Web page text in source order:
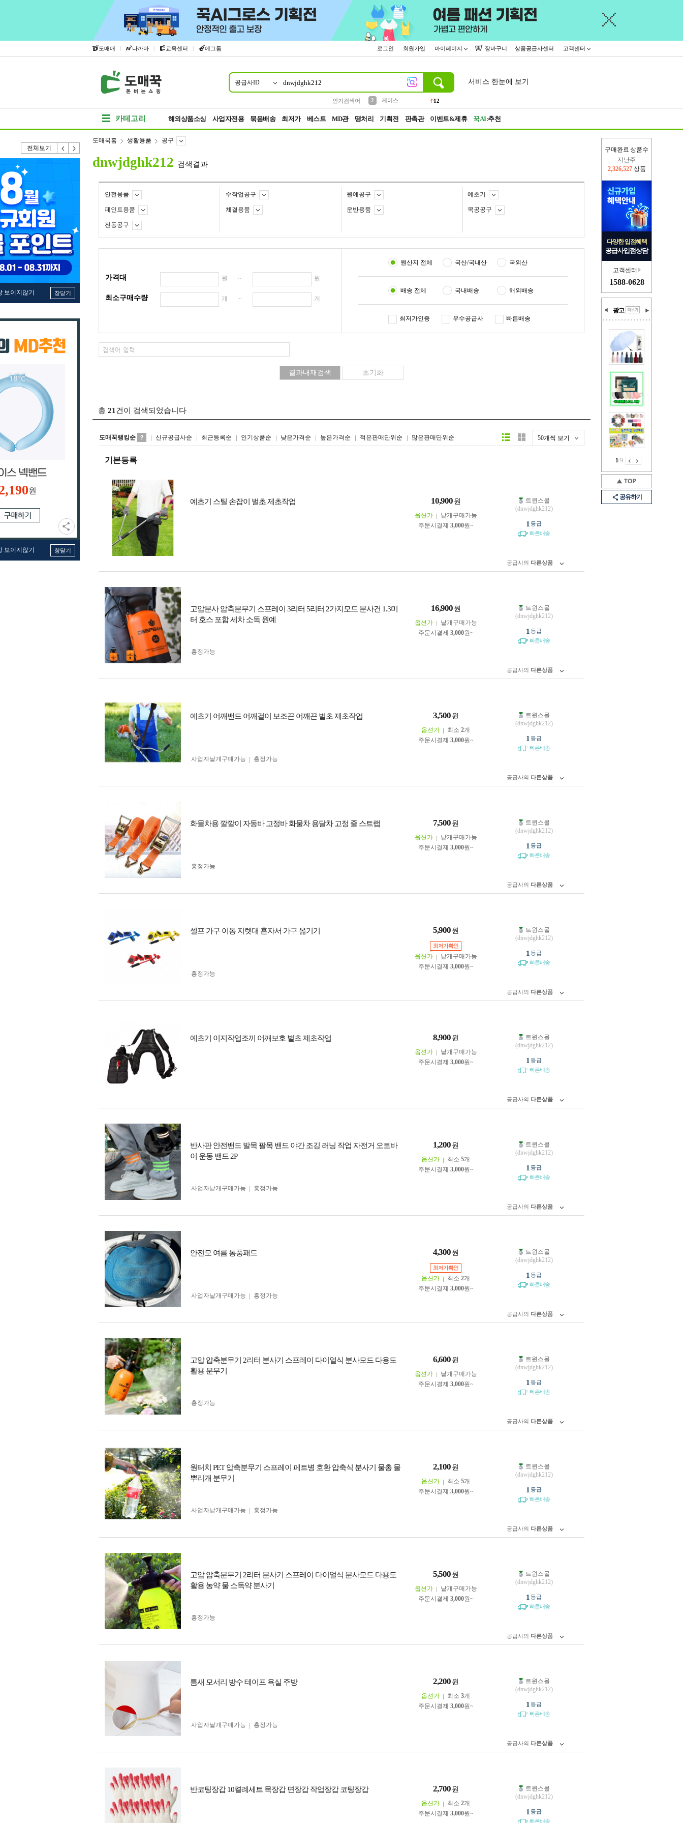
도매매 | 나까마 | 교육센터 | 에그돔 로그인 회원가입 마이페이지 장바구니 상품공급사센터 고객센터
공급사ID
인기검색어
2
케이스
12
서비스 한눈에 보기
카테고리 해외상품소싱 사업자전용 묶음배송 최저가 베스트 MD관 땡처리 기획전 판촉관 이벤트&제휴 꾹AI:추천
전체보기
보이지않기 창닫기
원
보이지않기 창닫기
구매완료 상품수
지난주
2,326,527상품
이번주
다양한 입점혜택
공급사입점상담
고객센터
1588-0628
광고
1/9
공유하기
도매꾹홈 생활용품 공구
dnwjdghk212 검색결과
안전용품 수작업공구 원예공구 예초기
페인트용품 체결용품 운반용품 목공공구
전동공구
가격대 원 ~ 원
최소구매수량 개 ~ 개
원산지 전체 국산/국내산 국외산
배송 전체 국내배송 해외배송
최저가인증 우수공급사 빠른배송
총 21 건이 검색되었습니다
도매꾹랭킹순 신규공급사순 최근등록순 인기상품순 낮은가격순 높은가격순 적은판매단위순 많은판매단위순 50개씩 보기
리스트형갤러리형
기본등록
예초기 스틸 손잡이 벌초 제초작업 10,900 원
옵션가
낱개구매가능
주문시결제 3,000원~
트윈스몰
(dnwjdghk212)
1 등급
빠른배송
공급사의 다른상품
고압분사 압축분무기 스프레이 3리터 5리터 2가지모드 분사건 1.3미
터 호스 포함 세차 소독 원예
16,900 원
옵션가
낱개구매가능
주문시결제 3,000원~
흥정가능
트윈스몰
(dnwjdghk212)
1 등급
빠른배송
공급사의 다른상품
예초기 어깨밴드 어깨걸이 보조끈 어깨끈 벌초 제초작업 3,500 원
옵션가 최소 2개
주문시결제 3,000원~
사업자 낱개구매가능 흥정가능
트윈스몰
(dnwjdghk212)
1 등급
빠른배송
공급사의 다른상품
화물차용 깔깔이 자동바 고정바 화물차 용달차 고정 줄 스트랩 7,500 원
옵션가
낱개구매가능
주문시결제 3,000원~
흥정가능
트윈스몰
(dnwjdghk212)
1 등급
빠른배송
공급사의 다른상품
셀프 가구 이동 지렛대 혼자서 가구 옮기기 5,900 원
최저가확인
옵션가
낱개구매가능
주문시결제 3,000원~
흥정가능
트윈스몰
(dnwjdghk212)
1 등급
빠른배송
공급사의 다른상품
예초기 이지작업조끼 어깨보호 벌초 제초작업 8,900 원
옵션가
낱개구매가능
주문시결제 3,000원~
트윈스몰
(dnwjdghk212)
1 등급
빠른배송
공급사의 다른상품
반사판 안전밴드 발목 팔목 밴드 야간 조깅 러닝 작업 자전거 오토바
이 운동 밴드 2P
1,200 원
옵션가 최소 5개
주문시결제 3,000원~
사업자 낱개구매가능 흥정가능
트윈스몰
(dnwjdghk212)
1 등급
빠른배송
공급사의 다른상품
안전모 여름 통풍패드 4,300 원
최저가확인
옵션가 최소 2개
주문시결제 3,000원~
사업자 낱개구매가능
흥정가능
트윈스몰
(dnwjdghk212)
1 등급
빠른배송
공급사의 다른상품
고압 압축분무기 2리터 분사기 스프레이 다이얼식 분사모드 다용도
활용 분무기
6,600 원
옵션가
낱개구매가능
주문시결제 3,000원~
흥정가능
트윈스몰
(dnwjdghk212)
1 등급
빠른배송
공급사의 다른상품
원터치 PET 압축분무기 스프레이 페트병 호환 압축식 분사기 물총 물
뿌리개 분무기
2,100 원
옵션가 최소 5개
주문시결제 3,000원~
사업자 낱개구매가능 흥정가능
트윈스몰
(dnwjdghk212)
1 등급
빠른배송
공급사의 다른상품
고압 압축분무기 2리터 분사기 스프레이 다이얼식 분사모드 다용도
활용 농약 물 소독약 분사기
5,500 원
옵션가
낱개구매가능
주문시결제 3,000원~
흥정가능
트윈스몰
(dnwjdghk212)
1 등급
빠른배송
공급사의 다른상품
틈새 모서리 방수 테이프 욕실 주방 2,200 원
옵션가 최소 3개
주문시결제 3,000원~
사업자 낱개구매가능 흥정가능
트윈스몰
(dnwjdghk212)
1 등급
빠른배송
공급사의 다른상품
반코팅장갑 10켤례세트 목장갑 면장갑 작업장갑 코팅장갑 2,700 원
옵션가 최소 2개
주문시결제 3,000원~
트윈스몰
(dnwjdghk212)
1 등급
빠른배송